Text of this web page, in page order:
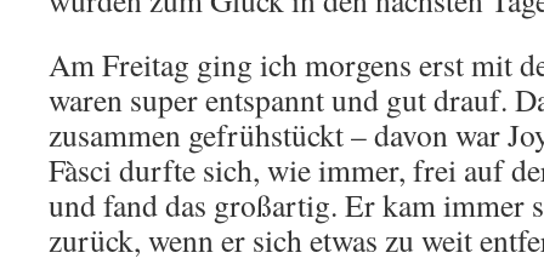
Am Freitag ging ich morgens erst mit
waren super entspannt und gut drauf.
zusammen gefrühstückt – davon war
Fàsci durfte sich, wie immer, frei auf
und fand das großartig. Er kam immer
zurück, wenn er sich etwas zu weit